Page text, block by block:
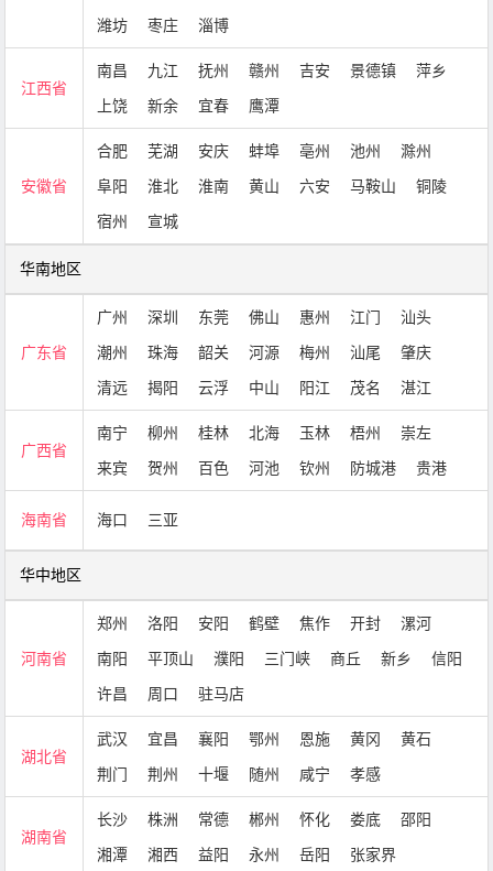
潍坊
枣庄 淄博
江西省
南昌 九江 抚州 赣州 吉安 景德镇
萍乡
上饶
新余 宜春 鹰潭
安徽省
合肥 芜湖 安庆 蚌埠 亳州 池州
滁州
阜阳
淮北 淮南 黄山 六安 马鞍山
铜陵
宿州
宣城
华南地区
广东省
广州 深圳 东莞 佛山 惠州 江门
汕头
潮州
珠海 韶关 河源 梅州 汕尾
肇庆
清远
揭阳 云浮 中山 阳江 茂名 湛江
广西省
南宁 柳州 桂林 北海 玉林 梧州
崇左
来宾
贺州 百色 河池 钦州 防城港 贵港
海南省 海口 三亚
华中地区
河南省
郑州 洛阳 安阳 鹤壁 焦作 开封
漯河
南阳
平顶山 濮阳 三门峡 商丘 新乡
信阳
许昌
周口 驻马店
湖北省
武汉 宜昌 襄阳 鄂州 恩施 黄冈
黄石
荆门
荆州 十堰 随州 咸宁 孝感
湖南省
长沙 株洲 常德 郴州 怀化 娄底
邵阳
湘潭
湘西 益阳 永州 岳阳 张家界